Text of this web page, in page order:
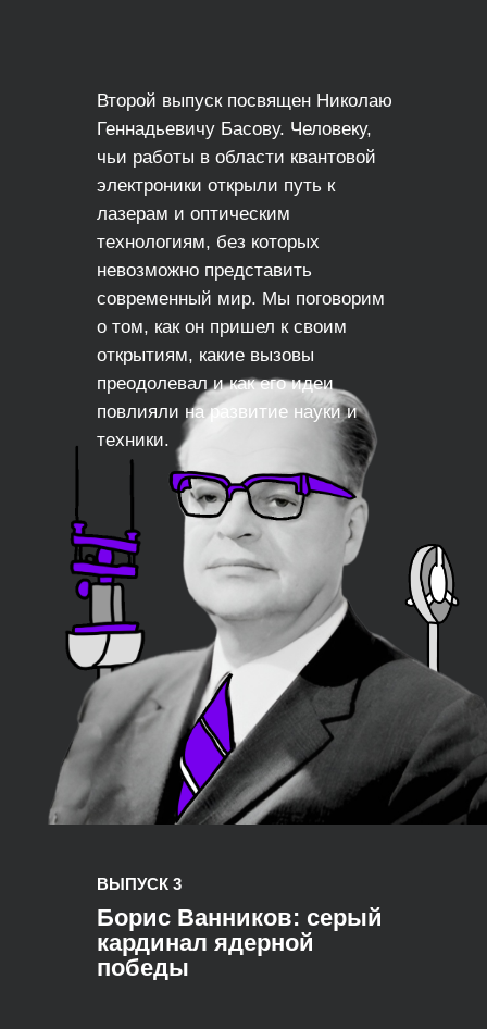
Второй выпуск посвящен Николаю
Геннадьевичу Басову. Человеку,
чьи работы в области квантовой
электроники открыли путь к
лазерам и оптическим
технологиям, без которых
невозможно представить
современный мир. Мы поговорим
о том, как он пришел к своим
открытиям, какие вызовы
преодолевал и как его идеи
повлияли на развитие науки и
техники.
ВЫПУСК 3
Борис Ванников: серый
кардинал ядерной
победы